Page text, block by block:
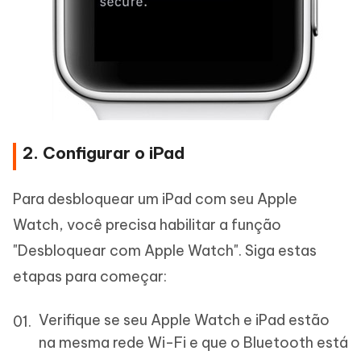
2. Configurar o iPad
Para desbloquear um iPad com seu Apple
Watch, você precisa habilitar a função
"Desbloquear com Apple Watch". Siga estas
etapas para começar:
Verifique se seu Apple Watch e iPad estão
na mesma rede Wi-Fi e que o Bluetooth está